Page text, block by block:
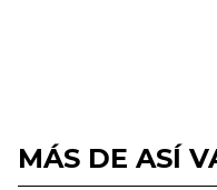
MÁS DE ASÍ